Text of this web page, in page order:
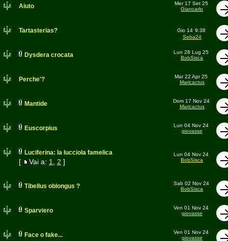
Aiuto
Mer 17 Set 25
Giancarlo
Tartasterias? Gio 14 9:38
Seba24
Dysdera crocata
Lun 28 Lug 25
BobSisca
Perche'?
Mar 22 Apr 25
Maricactus
Mantide
Dom 17 Nov 24
Maricactus
Euscorpius
Lun 04 Nov 24
giovasse
Luciferina: la lucciola famelica
[ Vai a: 1 2 ]
Lun 04 Nov 24
BobSisca
Tibellus oblongus ?
Sab 02 Nov 24
BobSisca
Sparviero
Ven 01 Nov 24
giovasse
Face o fake...
Ven 01 Nov 24
giovasse